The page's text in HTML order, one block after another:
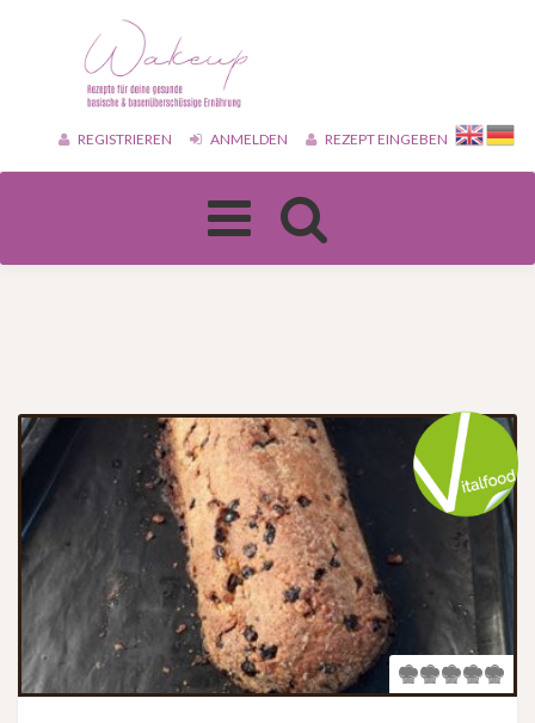
REGISTRIEREN ANMELDEN REZEPT EINGEBEN
Toggle
navigation